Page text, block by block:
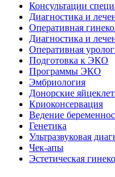
Консультации
Диагностика и
Оперативная
Диагностика и
Оперативная
Подготовка к ЭКО
Программы ЭКО
Эмбриология
Донорские
Криоконсервация
Ведение
Генетика
Ультразвуковая
Чек-апы
Эстетическая